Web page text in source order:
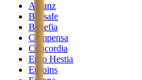
Allianz
Beesafe
Benefia
Compensa
Concordia
Ergo Hestia
Euroins